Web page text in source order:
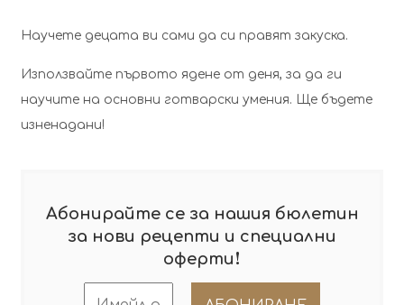
Научете децата ви сами да си правят закуска.
Използвайте първото ядене от деня, за да ги
научите на основни готварски умения. Ще бъдете
изненадани!
Абонирайте се за нашия бюлетин
за нови рецепти и специални
оферти !